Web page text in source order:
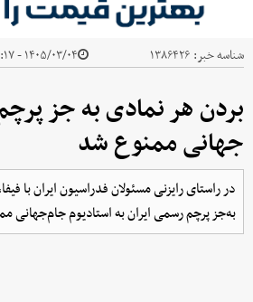
شناسه خبر: ۱۳۸۶۴۲۶ ۱۴۰۵/۰۳/۰۴ - ۱۰:۱۷
بردن هر نمادی به جز
جهانی ممنوع شد
در راستای رایزنی مسئولان فدراسیون ایران با
به‌جز پرچم رسمی ایران به استادیوم جام‌جهانی